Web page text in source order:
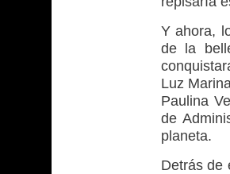
Y ahora,
de la
Luz
Paulina
de
planeta.
Detrás de